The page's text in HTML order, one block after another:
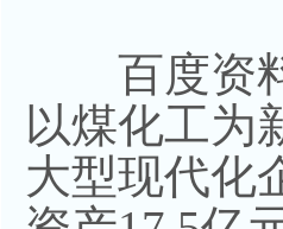
百度资料
以煤化工为
大型现代化